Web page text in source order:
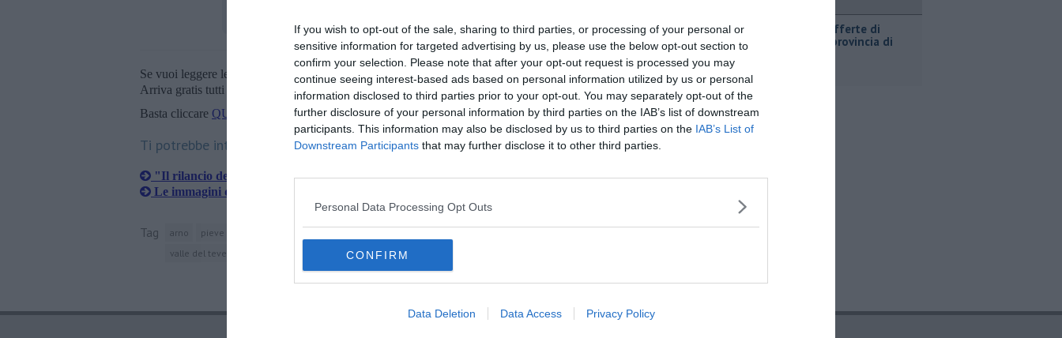
If you wish to opt-out of the sale, sharing to third parties, or processing of your personal or
sensitive information for targeted advertising by us, please use the below opt-out section to
confirm your selection. Please note that after your opt-out request is processed you may
continue seeing interest-based ads based on personal information utilized by us or personal
information disclosed to third parties prior to your opt-out. You may separately opt-out of the
further disclosure of your personal information by third parties on the IAB’s list of downstream
participants. This information may also be disclosed by us to third parties on the IAB’s List of
Downstream Participants that may further disclose it to other third parties.
Personal Data Processing Opt Outs
CONFIRM
Data Deletion Data Access Privacy Policy
Se vuoi leggere le notizie principali della Toscana iscriviti alla
Newsletter QUInews - ToscanaMedia.
Arriva gratis tutti i giorni alle 20:00 direttamente nella tua casella di posta.
Basta cliccare QUI
Ti potrebbe interessare anche:
"Il rilancio del turismo funziona"
Le immagini del Giro in tutto il mondo
Tag arno pieve santo stefano
valle del tevere
tevere scorrano
​Tutte le offerte di
lavoro in provincia di